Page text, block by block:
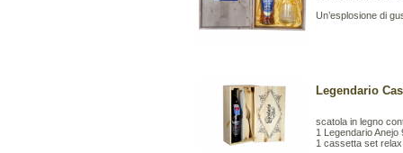
Un’esplosione di
Legendario
scatola in legno
1 Legendario Anejo
1 cassetta set relax